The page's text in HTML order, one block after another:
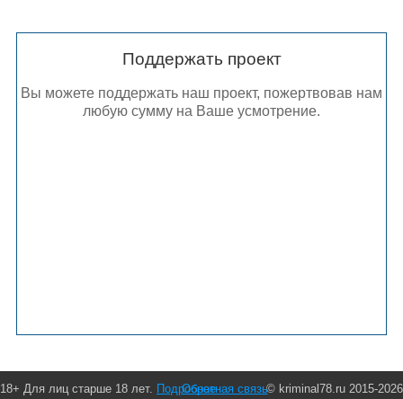
Поддержать проект
Вы можете поддержать наш проект, пожертвовав нам
любую сумму на Ваше усмотрение.
18+ Для лиц старше 18 лет. Подробнее © kriminal78.ru 2015-2026
Обратная связь